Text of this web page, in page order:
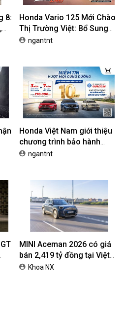
8:
Honda Vario 125 Mới Chào
Thị Trường Việt: Bổ Sung
Phiên Bản Street, Giá Từ
ngantnt
Honda Việt Nam giới thiệu
chương trình bảo hành
chính hãng lên tới 10 năm
ngantnt
MINI Aceman 2026 có giá
bán 2,419 tỷ đồng tại Việt
NamKhoa NX